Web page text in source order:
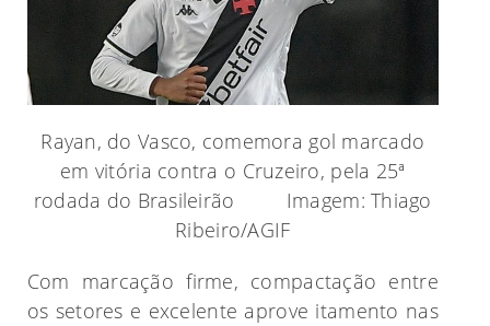
Rayan, do Vasco, comemora gol marcado
em vitória contra o Cruzeiro, pela 25ª
rodada do Brasileirão Imagem: Thiago
Ribeiro/AGIF
Com marcação firme, compactação entre
os setores e excelente aprove itamento nas